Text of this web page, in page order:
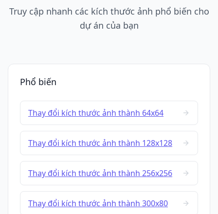
Truy cập nhanh các kích thước ảnh phổ biến cho
dự án của bạn
Phổ biến
Thay đổi kích thước ảnh thành 64x64
Thay đổi kích thước ảnh thành 128x128
Thay đổi kích thước ảnh thành 256x256
Thay đổi kích thước ảnh thành 300x80